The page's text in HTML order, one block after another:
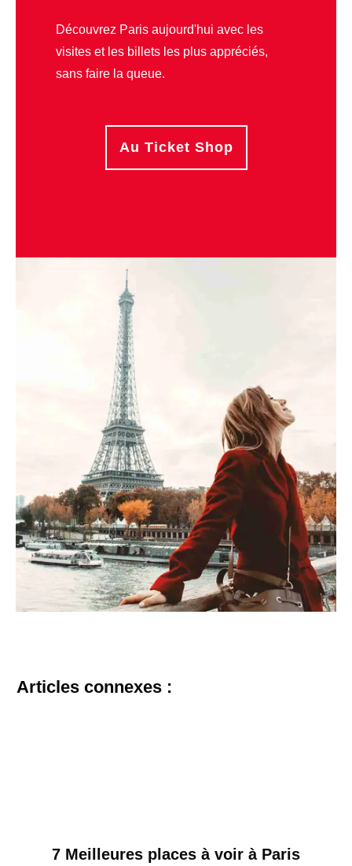
Découvrez Paris aujourd'hui avec les
visites et les billets les plus appréciés,
sans faire la queue.
Au Ticket Shop
Articles connexes :
7 Meilleures places à voir à Paris